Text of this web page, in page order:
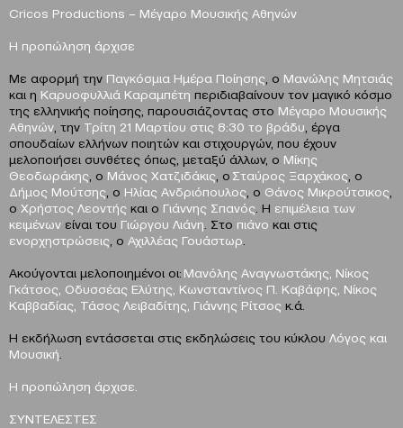
Cricos Productions – Μέγαρο Μουσικής Αθηνών
H προπώληση άρχισε
Με αφορμή την Παγκόσμια Ημέρα Ποίησης , ο Μανώλης Μητσιάς
και η Καρυοφυλλιά Καραμπέτη περιδιαβαίνουν τον μαγικό κόσμο
της ελληνικής ποίησης, παρουσιάζοντας στο Μέγαρο Μουσικής
Αθηνών , την Τρίτη 21 Μαρτίου στις 8:30 το βράδυ , έργα
σπουδαίων ελλήνων ποιητών και στιχουργών, που έχουν
μελοποιήσει συνθέτες όπως, μεταξύ άλλων, ο Μίκης
Θεοδωράκης , ο Μάνος Χατζιδάκις , ο Σταύρος Ξαρχάκος , ο
Δήμος Μούτσης , ο Ηλίας Ανδριόπουλος , ο Θάνος Μικρούτσικος
ο Χρήστος Λεοντής και ο Γιάννης Σπανός . Η επιμέλεια των
κειμένων είναι του Γιώργου Λιάνη . Στο πιάνο και στις
ενορχηστρώσεις , ο Αχιλλέας Γουάστωρ
Ακούγονται μελοποιημένοι οι: Μανόλης Αναγνωστάκης, Νίκος
Γκάτσος, Οδυσσέας Ελύτης, Κωνσταντίνος Π. Καβάφης, Νίκος
Καββαδίας, Τάσος Λειβαδίτης, Γιάννης Ρίτσος κ.ά.
Η εκδήλωση εντάσσεται στις εκδηλώσεις του κύκλου Λόγος και
Μουσική
Η προπώληση άρχισε.
ΣΥΝΤΕΛΕΣΤΕΣ